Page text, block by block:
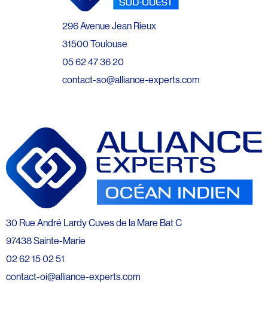
296 Avenue Jean Rieux
31500 Toulouse
05 62 47 36 20
contact-so@alliance-experts.com
30 Rue André Lardy Cuves de la Mare Bat C
97438 Sainte-Marie
02 62 15 02 51
contact-oi@alliance-experts.com